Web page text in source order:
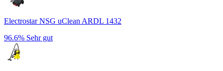
Electrostar NSG uClean ARDL 1432
96.6% Sehr gut